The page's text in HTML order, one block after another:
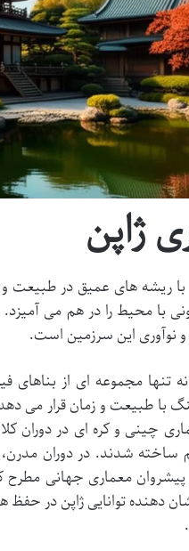
ژاپن
با ریشه های عمیق در
با محیط را در هم می آمیزد.
و نوآوری این سرزمین است.
تنها مجموعه ای از
با طبیعت و زمان قرار می
چینی و کره ای در
شدند. در دوران مدرن،
معماری جهانی مطرح
دهنده توانایی ژاپن در